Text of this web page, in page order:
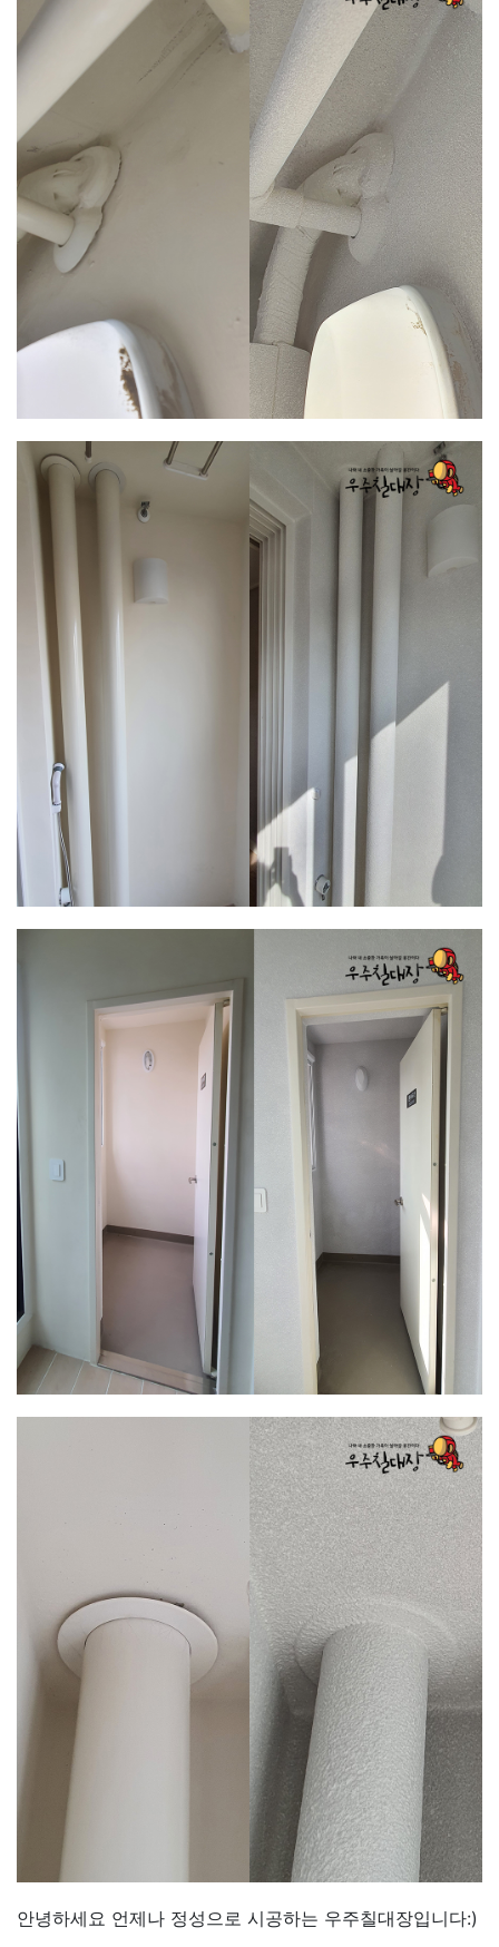
안녕하세요 언제나 정성으로 시공하는 우주칠대장입니다:)